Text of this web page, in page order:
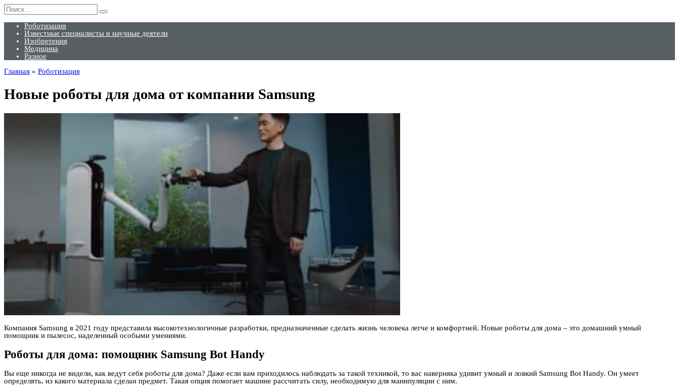
Перейти
к
содержанию
Search
for:
Роботизация
Известные специалисты и научные деятели
Изобретения
Медицина
Разное
Главная » Роботизация
Новые роботы для дома от компании Samsung
Компания Samsung в 2021 году представила высокотехнологичные разработки, предназначенные сделать жизнь человека легче и комфортней. Новые роботы для дома – это домашний умный
помощник и пылесос, наделенный особыми умениями.
Роботы для дома: помощник Samsung Bot Handy
Вы еще никогда не видели, как ведут себя роботы для дома? Даже если вам приходилось наблюдать за такой техникой, то вас наверняка удивит умный и ловкий Samsung Bot Handy. Он умеет
определять, из какого материала сделан предмет. Такая опция помогает машине рассчитать силу, необходимую для манипуляции с ним.